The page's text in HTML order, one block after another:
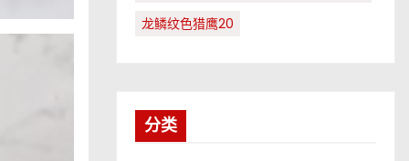
龙鳞纹色猎鹰20
分类